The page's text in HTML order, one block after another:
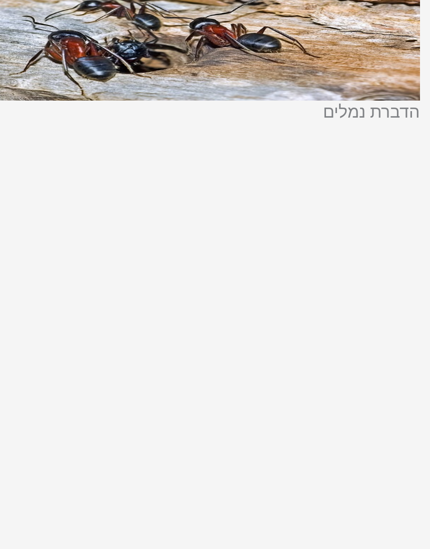
הדברת נמלים